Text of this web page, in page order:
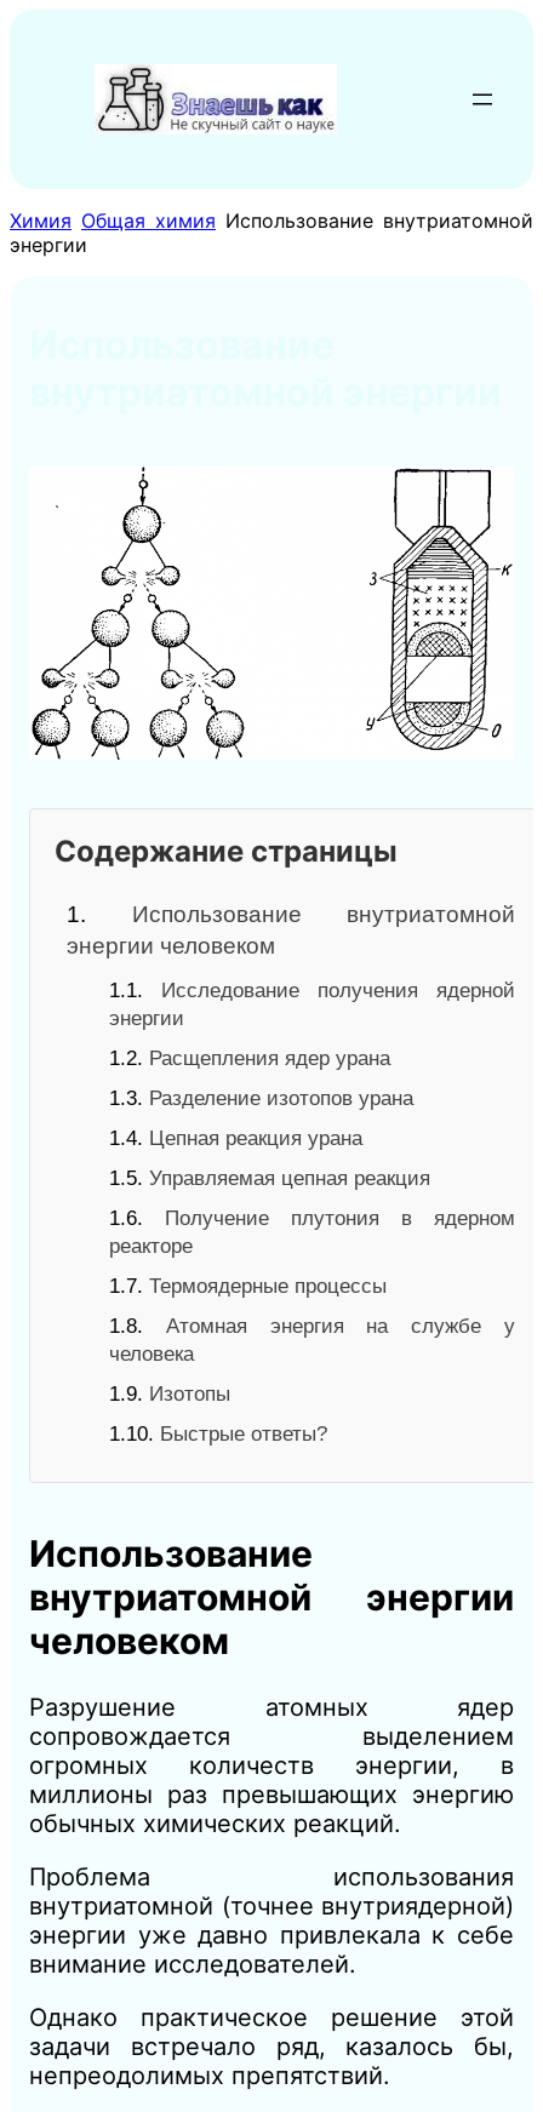
содержимому
Химия Общая химия Использование внутриатомной
энергии
Содержание страницы
1. Использование внутриатомной
энергии человеком
1.1. Исследование получения ядерной
энергии
1.2. Расщепления ядер урана
1.3. Разделение изотопов урана
1.4. Цепная реакция урана
1.5. Управляемая цепная реакция
1.6. Получение плутония в ядерном
реакторе
1.7. Термоядерные процессы
1.8. Атомная энергия на службе у
человека
1.9. Изотопы
1.10. Быстрые ответы?
Использование
внутриатомной энергии
человеком
Разрушение атомных ядер
сопровождается выделением
огромных количеств энергии, в
миллионы раз превышающих энергию
обычных химических реакций.
Проблема использования
внутриатомной (точнее внутриядерной)
энергии уже давно привлекала к себе
внимание исследователей.
Однако практическое решение этой
задачи встречало ряд, казалось бы,
непреодолимых препятствий.